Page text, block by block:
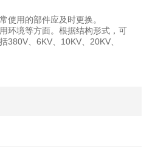
用的部件应及时更换。
环境等方面。根据结构形式，可
、6KV、10KV、20KV、